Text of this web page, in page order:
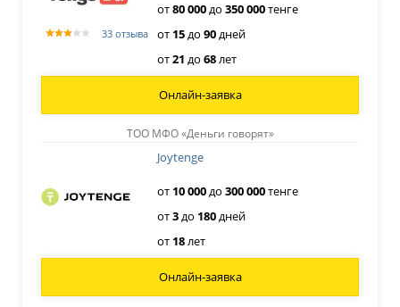
33 отзыва
от80000до 350000тенге
от 15до 90дней
от21 до 68лет
ТОО МФО «Деньги говорят»
Онлайн-заявка
Joytenge
от 10000до 300000тенге
от3до 180дней
от 18лет
Онлайн-заявка